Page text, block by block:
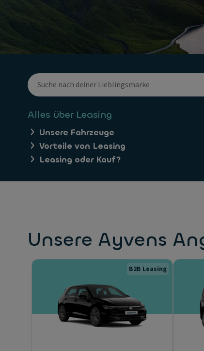
Alles über Leasing
Unsere Fahrzeuge
Vorteile von Leasing
Leasing oder Kauf?
Unsere Ayvens
B2B Leasing